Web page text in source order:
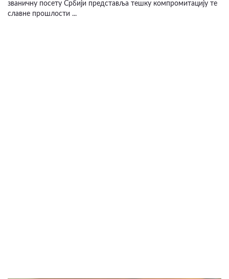
званичну посету Србији представља тешку компромитацију те
славне прошлости ...